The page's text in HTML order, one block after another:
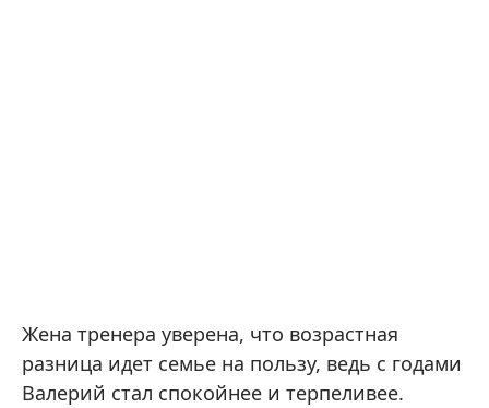
Жена тренера уверена, что возрастная
разница идет семье на пользу, ведь с годами
Валерий стал спокойнее и терпеливее.